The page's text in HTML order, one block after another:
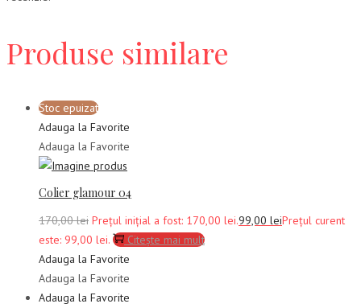
Produse similare
Stoc epuizat
Adauga la Favorite
Adauga la Favorite
Colier glamour 04
170,00lei Prețul inițial a fost: 170,00 lei.99,00 leiPrețul curent
este: 99,00 lei.
Citește mai mult
Adauga la Favorite
Adauga la Favorite
Adauga la Favorite